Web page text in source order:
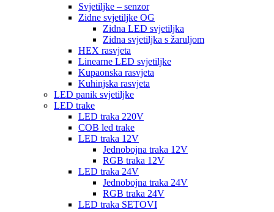
Svjetiljke – senzor
Zidne svjetiljke OG
Zidna LED svjetiljka
Zidna svjetiljka s žaruljom
HEX rasvjeta
Linearne LED svjetiljke
Kupaonska rasvjeta
Kuhinjska rasvjeta
LED panik svjetiljke
LED trake
LED traka 220V
COB led trake
LED traka 12V
Jednobojna traka 12V
RGB traka 12V
LED traka 24V
Jednobojna traka 24V
RGB traka 24V
LED traka SETOVI